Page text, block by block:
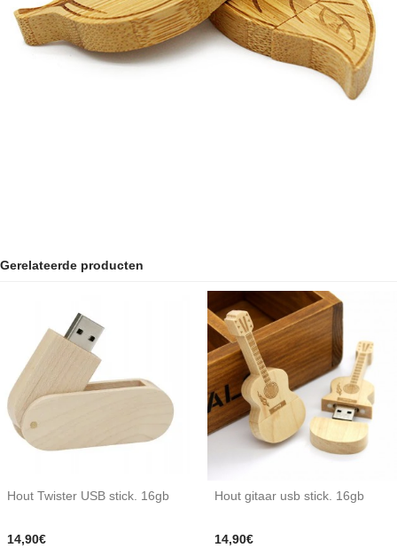
Gerelateerde producten
Hout Twister USB stick. 16gb
14,90€
Hout gitaar usb stick. 16gb
14,90€